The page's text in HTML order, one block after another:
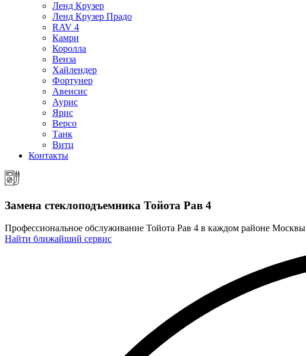
Ленд Крузер
Ленд Крузер Прадо
RAV 4
Камри
Королла
Венза
Хайлендер
Фортунер
Авенсис
Аурис
Ярис
Версо
Танк
Витц
Контакты
Замена стеклоподъемника Тойота Рав 4
Профессиональное обслуживание Тойота Рав 4 в каждом районе Москвы
Найти ближайший сервис